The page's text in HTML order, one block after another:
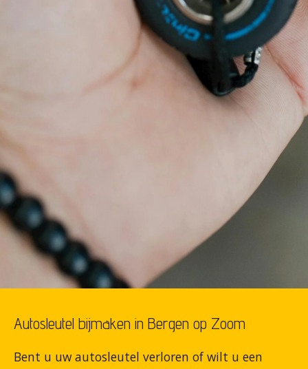
Autosleutel bijmaken in Bergen op Zoom
Bent u uw autosleutel verloren of wilt u een